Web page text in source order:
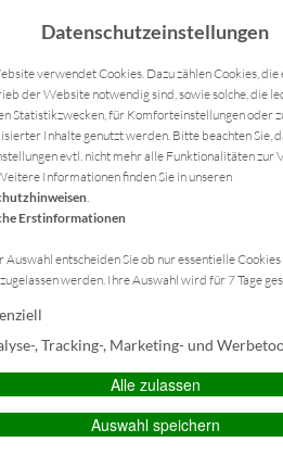
Datenschutzeinstellungen
verwendet Cookies. Dazu zählen Cookies,
der Website notwendig sind, sowie solche, die
Statistikzwecken, für Komforteinstellungen oder
Inhalte genutzt werden. Bitte beachten Sie,
evtl. nicht mehr alle Funktionalitäten zur
Informationen finden Sie in unseren
.
Erstinformationen
entscheiden Sie ob nur essentielle
werden. Ihre Auswahl wird für 7 Tage
, Tracking-, Marketing- und
Alle zulassen
Auswahl speichern